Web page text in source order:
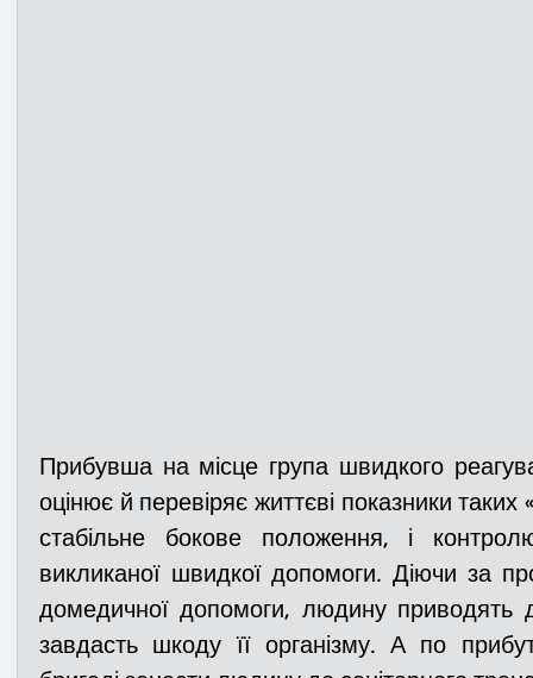
Прибувша на місце група швидкого
оцінює й перевіряє життєві показники таких
стабільне бокове положення, і
викликаної швидкої допомоги. Діючи за
домедичної допомоги, людину приводять
завдасть шкоду її організму. А по